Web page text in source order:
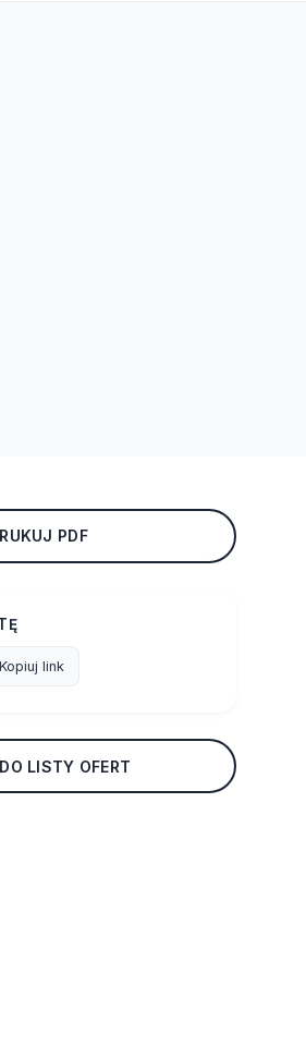
PDF
link
LISTY OFERT